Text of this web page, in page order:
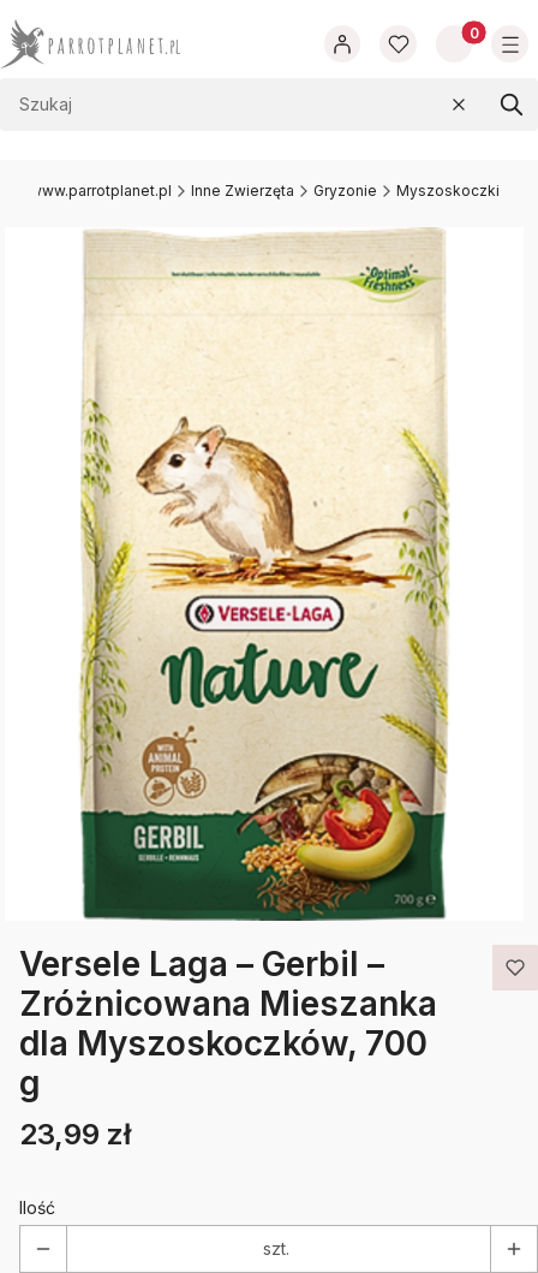
Produkty
Wyczyść
www.parrotplanet.pl Inne Zwierzęta Gryzonie Myszoskoczki
Versele Laga – Gerbil –
Zróżnicowana Mieszanka
dla Myszoskoczków, 700
g
Etykiety
Cena
23,99 zł
Ilość
szt.